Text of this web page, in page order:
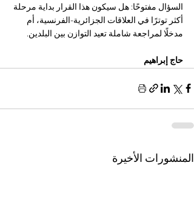
السؤال مفتوحًا: هل سيكون هذا القرار بداية مرحلة
أكثر توترًا في العلاقات الجزائرية-الفرنسية، أم
مدخلًا لمراجعة شاملة تعيد التوازن بين البلدين.
حاج إبراهيم
المنشورات الأخيرة